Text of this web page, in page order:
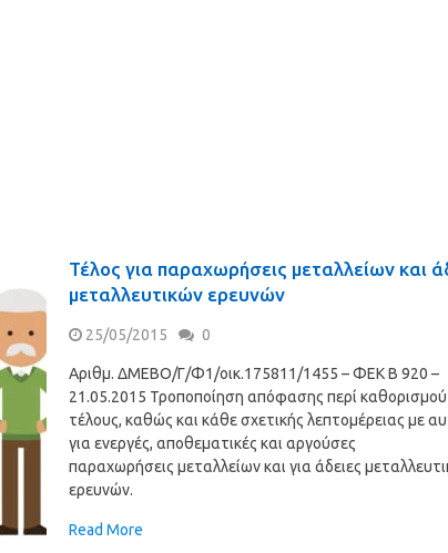
Τέλος για παραχωρήσεις μεταλλείων και
μεταλλευτικών ερευνών
25/05/2015 0
Αριθμ. ΔΜΕΒΟ/Γ/Φ1/οικ.175811/1455 – ΦΕΚ B 920 –
21.05.2015 Τροποποίηση απόφασης περί καθορισμού
τέλους, καθώς και κάθε σχετικής λεπτομέρειας με
για ενεργές, αποθεματικές και αργούσες
παραχωρήσεις μεταλλείων και για άδειες
ερευνών.
Read More